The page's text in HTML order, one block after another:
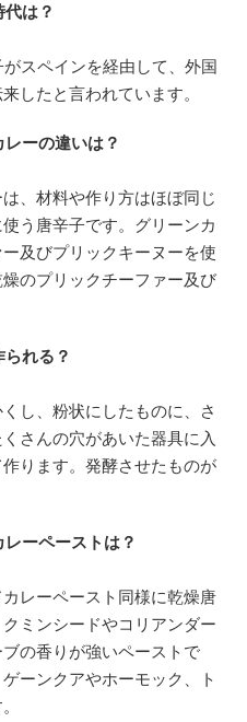
は？
スペインを経由して、外国
したと言われています。
ーの違いは？
、材料や作り方はほぼ同じ
う唐辛子です。グリーンカ
及びプリックキーヌーを使
のプリックチーファー及び
れる？
し、粉状にしたものに、さ
さんの穴があいた器具に入
ります。発酵させたものが
ーペーストは？
レーペースト同様に乾燥唐
ミンシードやコリアンダー
の香りが強いペーストで
ーンクアやホーモック、ト